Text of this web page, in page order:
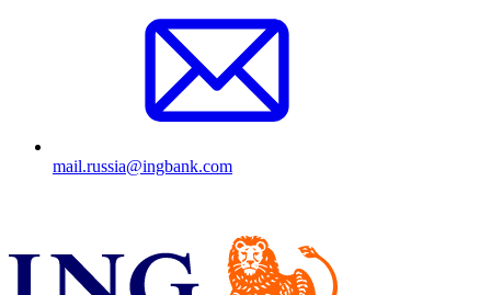
mail.russia@ingbank.com